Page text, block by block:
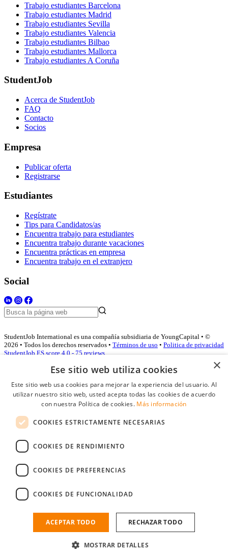
Trabajo estudiantes Barcelona
Trabajo estudiantes Madrid
Trabajo estudiantes Sevilla
Trabajo estudiantes Valencia
Trabajo estudiantes Bilbao
Trabajo estudiantes Mallorca
Trabajo estudiantes A Coruña
StudentJob
Acerca de StudentJob
FAQ
Contacto
Socios
Empresa
Publicar oferta
Registrarse
Estudiantes
Regístrate
Tips para Candidatos/as
Encuentra trabajo para estudiantes
Encuentra trabajo durante vacaciones
Encuentra prácticas en empresa
Encuentra trabajo en el extranjero
Social
StudentJob International es una compañía subsidiaria de YoungCapital • ©
2026 • Todos los derechos reservados • Términos de uso • Politica de privacidad
StudentJob ES score 4.0 - 75 reviews
Acceso empresas
Contraseña
Recordarme
Conectarse
Registro gratuito empresas
Encuentre al candidato perfecto a tan sólo un par de clicks
×
Ese sitio web utiliza cookies
Este sitio web usa cookies para mejorar la experiencia del usuario. Al
utilizar nuestro sitio web, usted acepta todas las cookies de acuerdo
con nuestra Política de cookies. Más información
COOKIES ESTRICTAMENTE NECESARIAS
COOKIES DE RENDIMIENTO
COOKIES DE PREFERENCIAS
COOKIES DE FUNCIONALIDAD
ACEPTAR TODO RECHAZAR TODO
MOSTRAR DETALLES